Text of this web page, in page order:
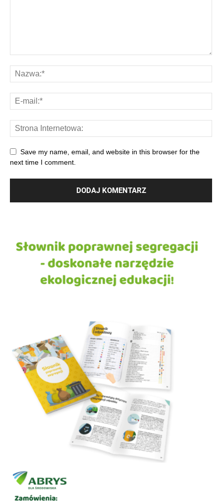
Save my name, email, and website in this browser for the
next time I comment.